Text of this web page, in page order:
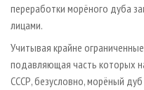
переработки морёного дуба
лицами.
Учитывая крайне
подавляющая часть которых
СССР, безусловно, морёный